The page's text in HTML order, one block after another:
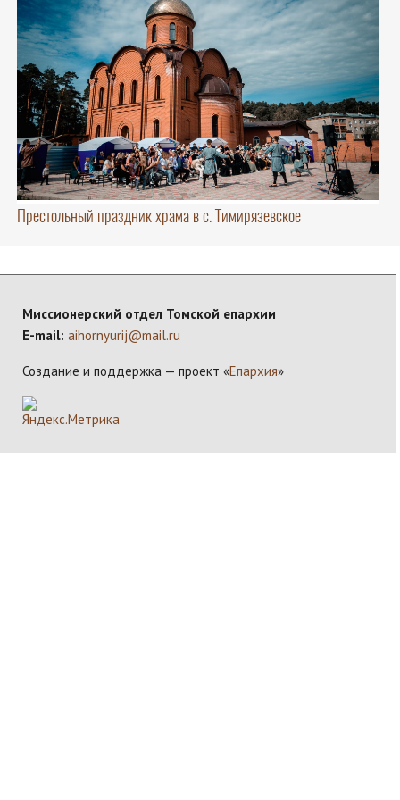
Престольный праздник храма в с. Тимирязевское
Миссионерский отдел Томской епархии
E-mail: aihornyurij@mail.ru
Создание и поддержка — проект «Епархия»